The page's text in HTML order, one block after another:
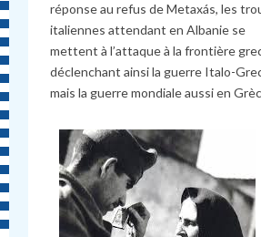
réponse au refus de Metaxás, les
italiennes attendant en Albanie se
mettent à l’attaque à la frontière
déclenchant ainsi la guerre Italo-
mais la guerre mondiale aussi en